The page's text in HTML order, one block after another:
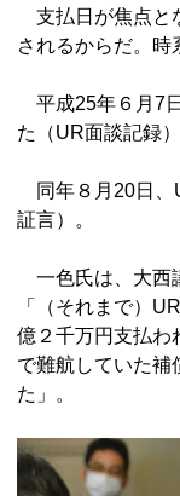
支払日が焦点と
されるからだ。時
平成25年６月7
た（UR面談記録）
同年８月20日、
証言）。
一色氏は、大西
「（それまで）
億２千万円支払わ
で難航していた補
た」。